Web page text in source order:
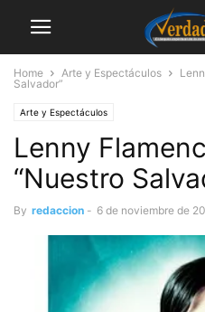
Home Arte y Espectáculos
Salvador”
Arte y Espectáculos
Lenny
“Nuestro
By redaccion - 6 de noviembre de